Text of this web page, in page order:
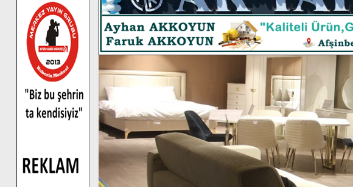
7:27
Cumhurbaşkanı Erdoğan, Ayser Çalık
8:58
GÖZYAŞI RAHMETTİR